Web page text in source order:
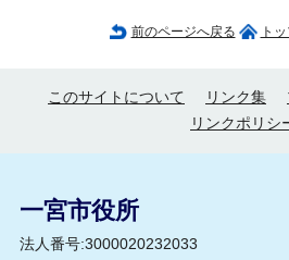
前のページへ戻る ト
このサイトについて リンク集
リンクポリシ
一宮市役所
法人番号:3000020232033